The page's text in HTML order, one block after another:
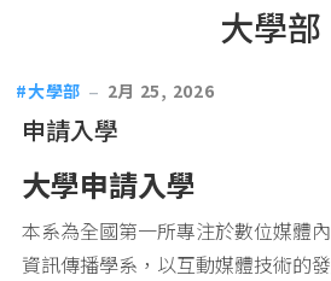
大學部
大學部 2月 25, 2026
申請入學
大學申請入學
本系為全國第一所專注於數位媒體
資訊傳播學系，以互動媒體技術的